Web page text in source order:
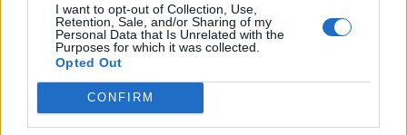
I want to opt-out of Collection, Use,
Retention, Sale, and/or Sharing of my
Personal Data that Is Unrelated with the
Purposes for which it was collected.
Opted Out
CONFIRM